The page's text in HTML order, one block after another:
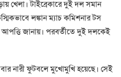
খেলা। টাইব্রেকারে দুই দল সমান
লঙ্কান ম্যাচ কমিশনার টস
আপত্তি জানায়। পরবর্তীতে দুই দলকেই
নারী ফুটবলে মুখোমুখি হয়েছে। সেই